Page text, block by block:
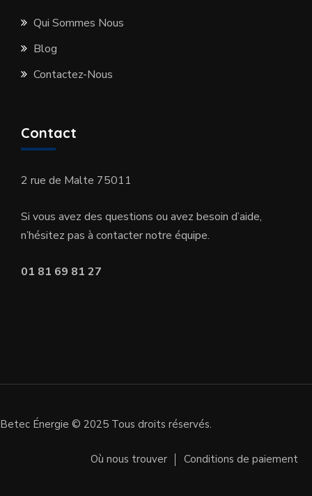
Qui Sommes Nous
Blog
Contactez-Nous
Contact
2 rue de Malte 75011
Si vous avez des questions ou avez besoin d’aide,
n’hésitez pas à contacter notre équipe.
01 81 69 81 27
Betec Énergie © 2025 Tous droits réservés.
Où nous trouver Conditions de paiement